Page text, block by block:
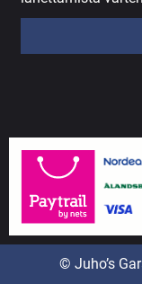
© Juho’s